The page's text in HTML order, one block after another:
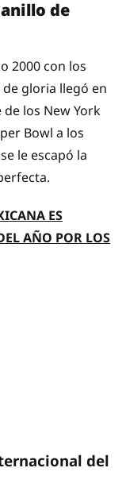
de
2000 con los
gloria llegó en
los New York
Bowl a los
le escapó la
ES
AÑO POR LOS
del